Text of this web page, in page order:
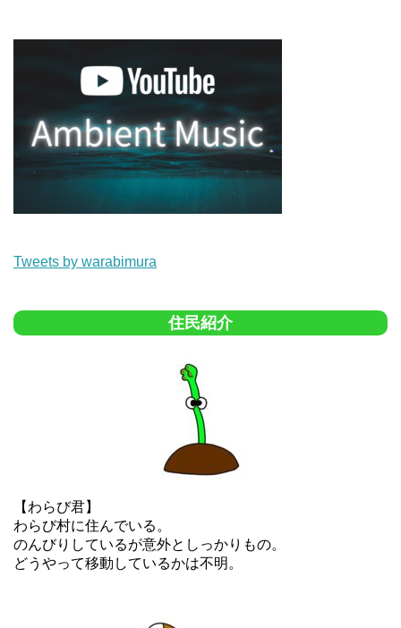
Tweets by warabimura
住民紹介
【わらび君】
わらび村に住んでいる。
のんびりしているが意外としっかりもの。
どうやって移動しているかは不明。